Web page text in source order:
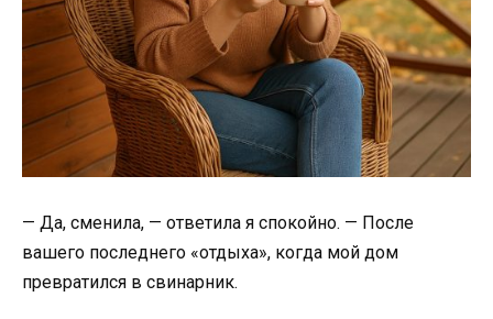
— Да, сменила, — ответила я спокойно. — После
вашего последнего «отдыха», когда мой дом
превратился в свинарник.